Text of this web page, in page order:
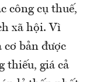
công cụ thuế,
xã hội. Vì
bản được
thiếu, giá cả